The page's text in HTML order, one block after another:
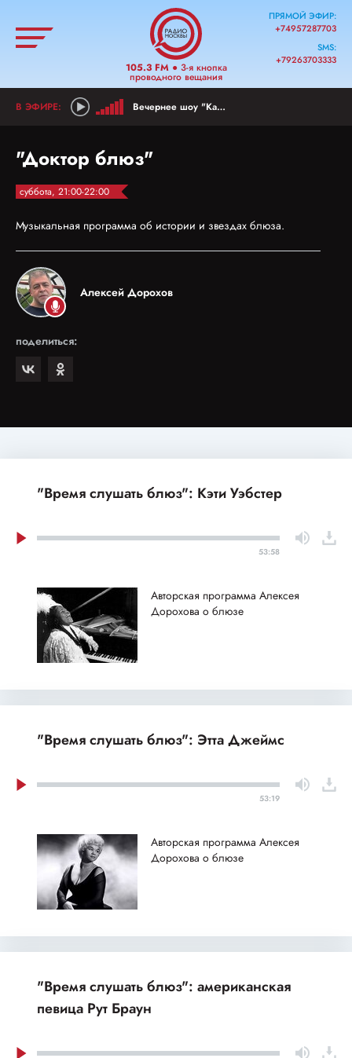
105.3 FM● 3-я кнопка
проводного вещания
ПРЯМОЙ ЭФИР:
+74957287703
SMS:
+79263703333
Вечернее шоу "Как прошел ваш день?"
"Доктор блюз"
суббота, 21:00-22:00
Музыкальная программа об истории и звездах блюза.
Алексей Дорохов
поделиться:
"Время слушать блюз": Кэти Уэбстер
53:58
Авторская программа Алексея
Дорохова о блюзе
"Время слушать блюз": Этта Джеймс
53:19
Авторская программа Алексея
Дорохова о блюзе
"Время слушать блюз": американская
певица Рут Браун